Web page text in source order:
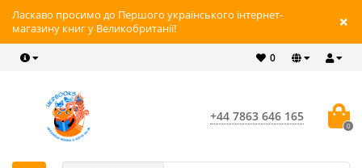
Ласкаво просимо до Першого українського інтернет-
магазину книг у Великобританії!
0
+44 7863 646 165
0